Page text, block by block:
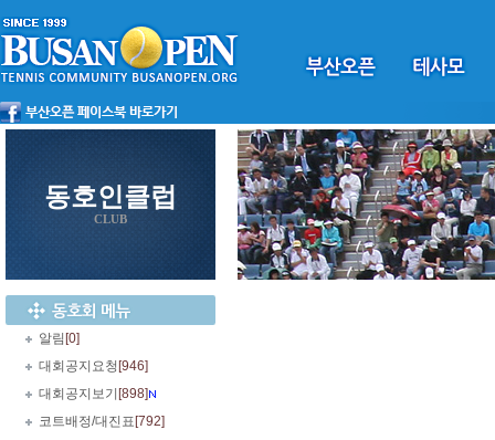
동호인클럽
CLUB
알림 [0]
대회공지요청 [946]
대회공지보기 [898]
코트배정/대진표 [792]